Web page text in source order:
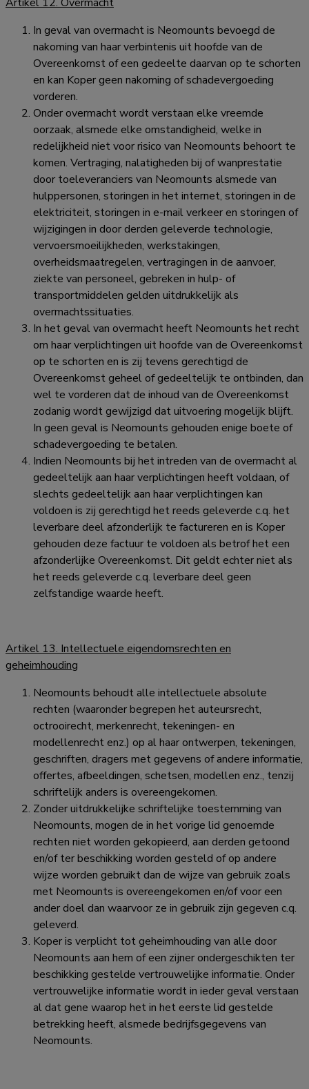
In geval van overmacht is Neomounts bevoegd de
nakoming van haar verbintenis uit hoofde van de
Overeenkomst of een gedeelte daarvan op te schorten
en kan Koper geen nakoming of schadevergoeding
vorderen.
Onder overmacht wordt verstaan elke vreemde
oorzaak, alsmede elke omstandigheid, welke in
redelijkheid niet voor risico van Neomounts behoort te
komen. Vertraging, nalatigheden bij of wanprestatie
door toeleveranciers van Neomounts alsmede van
hulppersonen, storingen in het internet, storingen in de
elektriciteit, storingen in e-mail verkeer en storingen of
wijzigingen in door derden geleverde technologie,
vervoersmoeilijkheden, werkstakingen,
overheidsmaatregelen, vertragingen in de aanvoer,
ziekte van personeel, gebreken in hulp- of
transportmiddelen gelden uitdrukkelijk als
overmachtssituaties.
In het geval van overmacht heeft Neomounts het recht
om haar verplichtingen uit hoofde van de Overeenkomst
op te schorten en is zij tevens gerechtigd de
Overeenkomst geheel of gedeeltelijk te ontbinden, dan
wel te vorderen dat de inhoud van de Overeenkomst
zodanig wordt gewijzigd dat uitvoering mogelijk blijft.
In geen geval is Neomounts gehouden enige boete of
schadevergoeding te betalen.
Indien Neomounts bij het intreden van de overmacht al
gedeeltelijk aan haar verplichtingen heeft voldaan, of
slechts gedeeltelijk aan haar verplichtingen kan
voldoen is zij gerechtigd het reeds geleverde c.q. het
leverbare deel afzonderlijk te factureren en is Koper
gehouden deze factuur te voldoen als betrof het een
afzonderlijke Overeenkomst. Dit geldt echter niet als
het reeds geleverde c.q. leverbare deel geen
zelfstandige waarde heeft.
Artikel 13. Intellectuele eigendomsrechten en
geheimhouding
Neomounts behoudt alle intellectuele absolute
rechten (waaronder begrepen het auteursrecht,
octrooirecht, merkenrecht, tekeningen- en
modellenrecht enz.) op al haar ontwerpen, tekeningen,
geschriften, dragers met gegevens of andere informatie,
offertes, afbeeldingen, schetsen, modellen enz., tenzij
schriftelijk anders is overeengekomen.
Zonder uitdrukkelijke schriftelijke toestemming van
Neomounts, mogen de in het vorige lid genoemde
rechten niet worden gekopieerd, aan derden getoond
en/of ter beschikking worden gesteld of op andere
wijze worden gebruikt dan de wijze van gebruik zoals
met Neomounts is overeengekomen en/of voor een
ander doel dan waarvoor ze in gebruik zijn gegeven c.q.
geleverd.
Koper is verplicht tot geheimhouding van alle door
Neomounts aan hem of een zijner ondergeschikten ter
beschikking gestelde vertrouwelijke informatie. Onder
vertrouwelijke informatie wordt in ieder geval verstaan
al dat gene waarop het in het eerste lid gestelde
betrekking heeft, alsmede bedrijfsgegevens van
Neomounts.